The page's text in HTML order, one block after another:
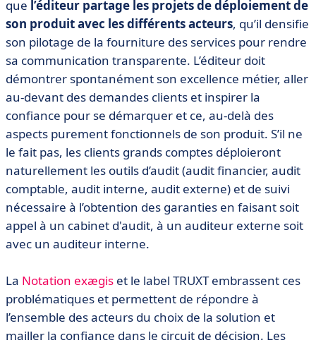
que l’éditeur partage les projets de déploiement de
son produit avec les différents acteurs, qu’il densifie
son pilotage de la fourniture des services pour rendre
sa communication transparente. L’éditeur doit
démontrer spontanément son excellence métier, aller
au-devant des demandes clients et inspirer la
confiance pour se démarquer et ce, au-delà des
aspects purement fonctionnels de son produit. S’il ne
le fait pas, les clients grands comptes déploieront
naturellement les outils d’audit (audit financier, audit
comptable, audit interne, audit externe) et de suivi
nécessaire à l’obtention des garanties en faisant soit
appel à un cabinet d'audit, à un auditeur externe soit
avec un auditeur interne.
La Notation exægis et le label TRUXT embrassent ces
problématiques et permettent de répondre à
l’ensemble des acteurs du choix de la solution et
mailler la confiance dans le circuit de décision. Les